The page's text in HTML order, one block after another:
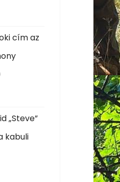
cím az
„Steve”
kabuli